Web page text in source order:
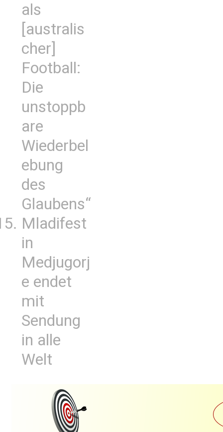
als
[australis
cher]
Football:
Die
unstoppb
are
Wiederbel
ebung
des
Glaubens“
Mladifest
in
Medjugorj
e endet
mit
Sendung
in alle
Welt